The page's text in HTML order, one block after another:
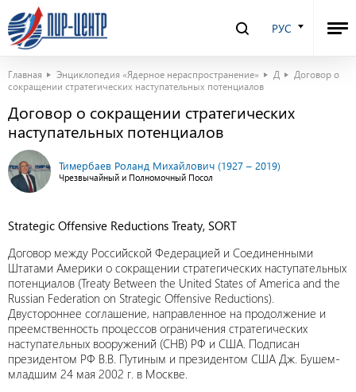
РУС
Главная Энциклопедия «Ядерное нераспространение» Д
Договор о
сокращении стратегических наступательных потенциалов
Договор о сокращении стратегических
наступательных потенциалов
Тимербаев Роланд Михайлович (1927 – 2019)
Чрезвычайный и Полномочный Посол
Strategic Offensive Reductions Treaty, SORT
Договор между Российской Федерацией и Соединенными
Штатами Америки о сокращении стратегических наступательных
потенциалов (Treaty Between the United States of America and the
Russian Federation оn Strategic Offensive Reductions).
Двустороннее соглашение, направленное на продолжение и
преемственность процессов ограничения стратегических
наступательных вооружений (СНВ) РФ и США. Подписан
президентом РФ В.В. Путиным и президентом США Дж. Бушем-
младшим 24 мая 2002 г. в Москве.